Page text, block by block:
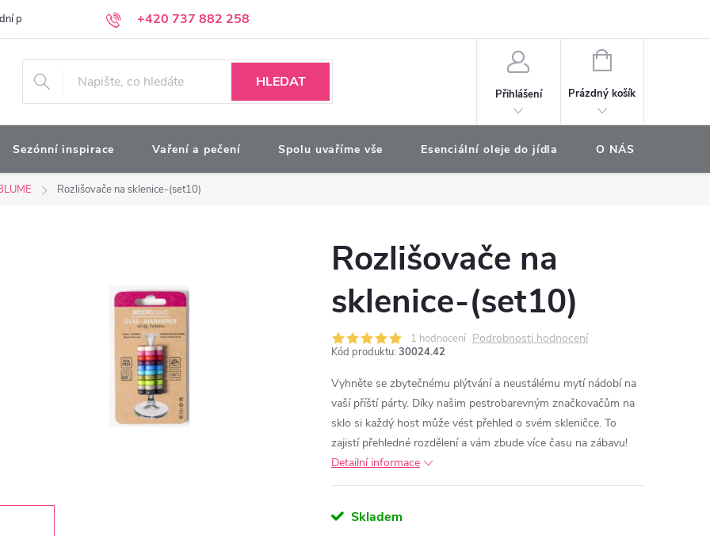
+420 737 882 258
podmínky Podmínky ochrany osobních údajů
HLEDAT
Přihlášení
NÁKUPNÍ
Prázdný košík
Sezónní inspirace Vaření a pečení Spolu uvaříme vše Esenciální oleje do jídla O NÁS
Rozlišovače na sklenice-(set10)
Rozlišovače na
sklenice-(set10)
1 hodnocení Podrobnosti hodnocení
Kód produktu: 30024.42
Vyhněte se zbytečnému plýtvání a neustálému mytí nádobí na
vaší příští párty. Díky našim pestrobarevným značkovačům na
sklo si každý host může vést přehled o svém skleničce. To
zajistí přehledné rozdělení a vám zbude více času na zábavu!
Detailní informace
Skladem